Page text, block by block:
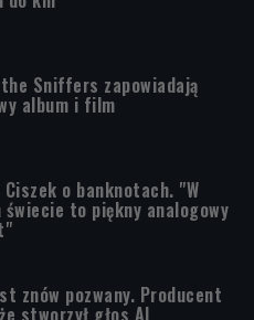
Sniffers zapowiadają
album i film
Ciszek o banknotach. "W
to piękny analogowy
znów pozwany. Producent
stworzył głos AI